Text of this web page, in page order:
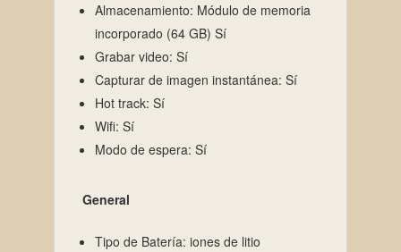
Almacenamiento: Módulo de memoria
incorporado (64 GB) Sí
Grabar video: Sí
Capturar de imagen instantánea: Sí
Hot track: Sí
Wifi: Sí
Modo de espera: Sí
General
Tipo de Batería: iones de litio